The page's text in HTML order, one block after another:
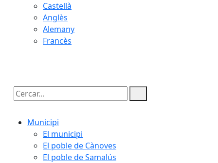
Castellà
Anglès
Alemany
Francès
Cercar:
Municipi
El municipi
El poble de Cànoves
El poble de Samalús